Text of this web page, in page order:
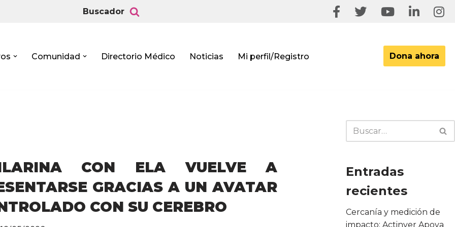
Buscador
Comunidad Directorio Médico Noticias Mi perfil/Registro Dona ahora
CON ELA VUELVE A
GRACIAS A UN AVATAR
CON SU CEREBRO
Entradas
recientes
Cercanía y medición de
impacto: Actinver Apoya